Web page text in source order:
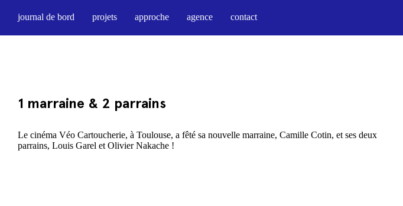
journal de bord projets approche agence contact
1 marraine & 2 parrains
Le cinéma Véo Cartoucherie, à Toulouse, a fêté sa nouvelle marraine, Camille Cotin, et ses deux
parrains, Louis Garel et Olivier Nakache !